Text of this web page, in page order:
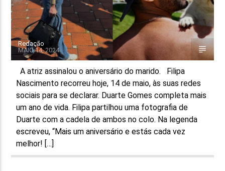
Redação
MAIO 14, 2024
A atriz assinalou o aniversário do marido. Filipa
Nascimento recorreu hoje, 14 de maio, às suas redes
sociais para se declarar. Duarte Gomes completa mais
um ano de vida. Filipa partilhou uma fotografia de
Duarte com a cadela de ambos no colo. Na legenda
escreveu, “Mais um aniversário e estás cada vez
melhor! […]